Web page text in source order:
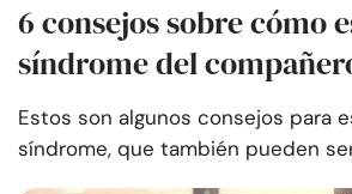
6 consejos sobre cómo
síndrome del
Estos son algunos consejos para
síndrome, que también pueden